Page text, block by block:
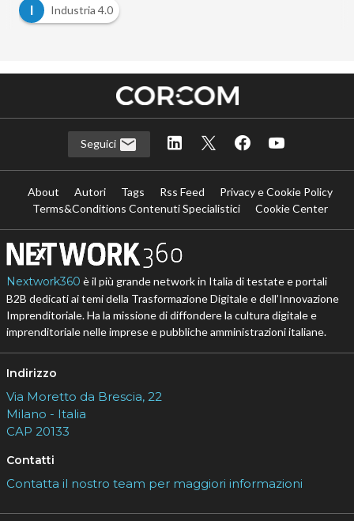
I
Industria 4.0
Seguici
About Autori Tags Rss Feed
Privacy e Cookie Policy
Terms&Conditions Contenuti Specialistici
Cookie Center
Nextwork360 è il più grande network in Italia di testate e portali
B2B dedicati ai temi della Trasformazione Digitale e dell’Innovazione
Imprenditoriale. Ha la missione di diffondere la cultura digitale e
imprenditoriale nelle imprese e pubbliche amministrazioni italiane.
Indirizzo
Via Moretto da Brescia, 22
Milano - Italia
CAP 20133
Contatti
Contatta il nostro team per maggiori informazioni